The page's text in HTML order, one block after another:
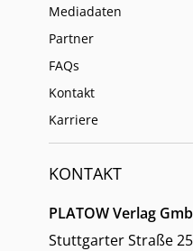
Mediadaten
Partner
FAQs
Kontakt
Karriere
KONTAKT
PLATOW Verlag
Stuttgarter Straße 25